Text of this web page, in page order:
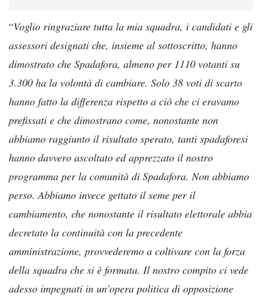
“Voglio ringraziare tutta la mia squadra, i candidati e gli
assessori designati che, insieme al sottoscritto, hanno
dimostrato che Spadafora, almeno per 1110 votanti su
3.300 ha la volontà di cambiare. Solo 38 voti di scarto
hanno fatto la differenza rispetto a ciò che ci eravamo
prefissati e che dimostrano come, nonostante non
abbiamo raggiunto il risultato sperato, tanti spadaforesi
hanno davvero ascoltato ed apprezzato il nostro
programma per la comunità di Spadafora. Non abbiamo
perso. Abbiamo invece gettato il seme per il
cambiamento, che nonostante il risultato elettorale abbia
decretato la continuità con la precedente
amministrazione, provvederemo a coltivare con la forza
della squadra che si è formata. Il nostro compito ci vede
adesso impegnati in un’opera politica di opposizione